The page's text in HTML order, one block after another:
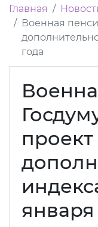
Главная
Военная
года
проект
января